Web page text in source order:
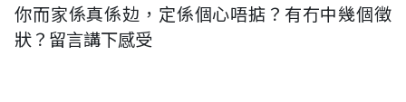
你而家係真係攰，定係個心唔掂？有冇中幾個徵
狀？留言講下感受